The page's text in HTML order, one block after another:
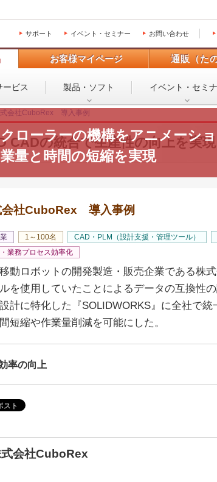
サポート イベント・セミナー お問い合わせ
お客様マイページ 通販（た
ービス 製品・ソフト イベント・ セミ
会社CuboRex 導入事例
CADの統合で生産性の向上を実現
クローラーの機構をアニメーシ
業量と時間の短縮を実現
会社CuboRex 導入事例
1～100名 CAD・PLM（設計支援・管理ツール）
業務プロセス効率化
動ロボットの開発製造・販売企業である株
を使用していたことによるデータの互換性
計に特化した『SOLIDWORKS』に全社で
短縮や作業量削減を可能にした。
率の向上
会社CuboRex